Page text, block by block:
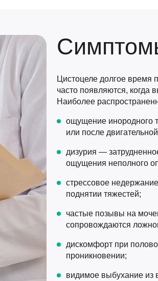
Цистоцеле долгое время
часто появляются, когда
Наиболее
ощущение инородного
или после
дизурия —
ощущения неполного
стрессовое
поднятии тяжестей;
частые позывы на
сопровождаются
дискомфорт при
проникновении;
видимое выбухание